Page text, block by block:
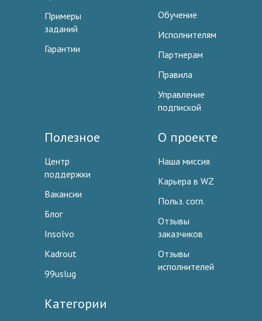
Примеры
заданий
Гарантии
Обучение
Исполнителям
Партнерам
Правила
Управление
подпиской
Полезное
Центр
поддержки
Вакансии
Блог
Insolvo
Kadrout
99uslug
О проекте
Наша миссия
Карьера в WZ
Польз. согл.
Отзывы
заказчиков
Отзывы
исполнителей
Категории